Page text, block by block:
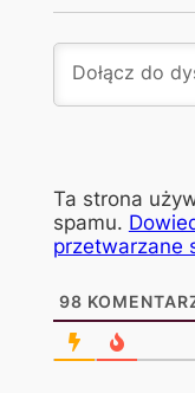
Ta strona
spamu.
przetwarzane
98